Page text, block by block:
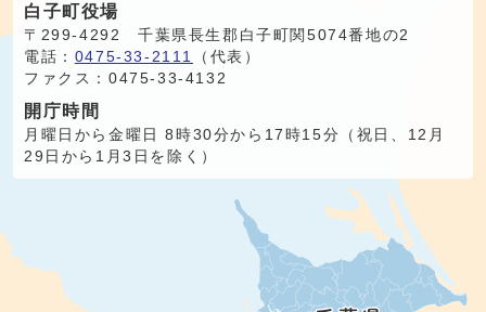
白子町役場
〒299-4292 千葉県長生郡白子町関5074番地の2
電話： 0475-33-2111
（代表）
ファクス：0475-33-4132
開庁時間
月曜日から金曜日 8時30分から17時15分（祝日、12月
29日から1月3日を除く）